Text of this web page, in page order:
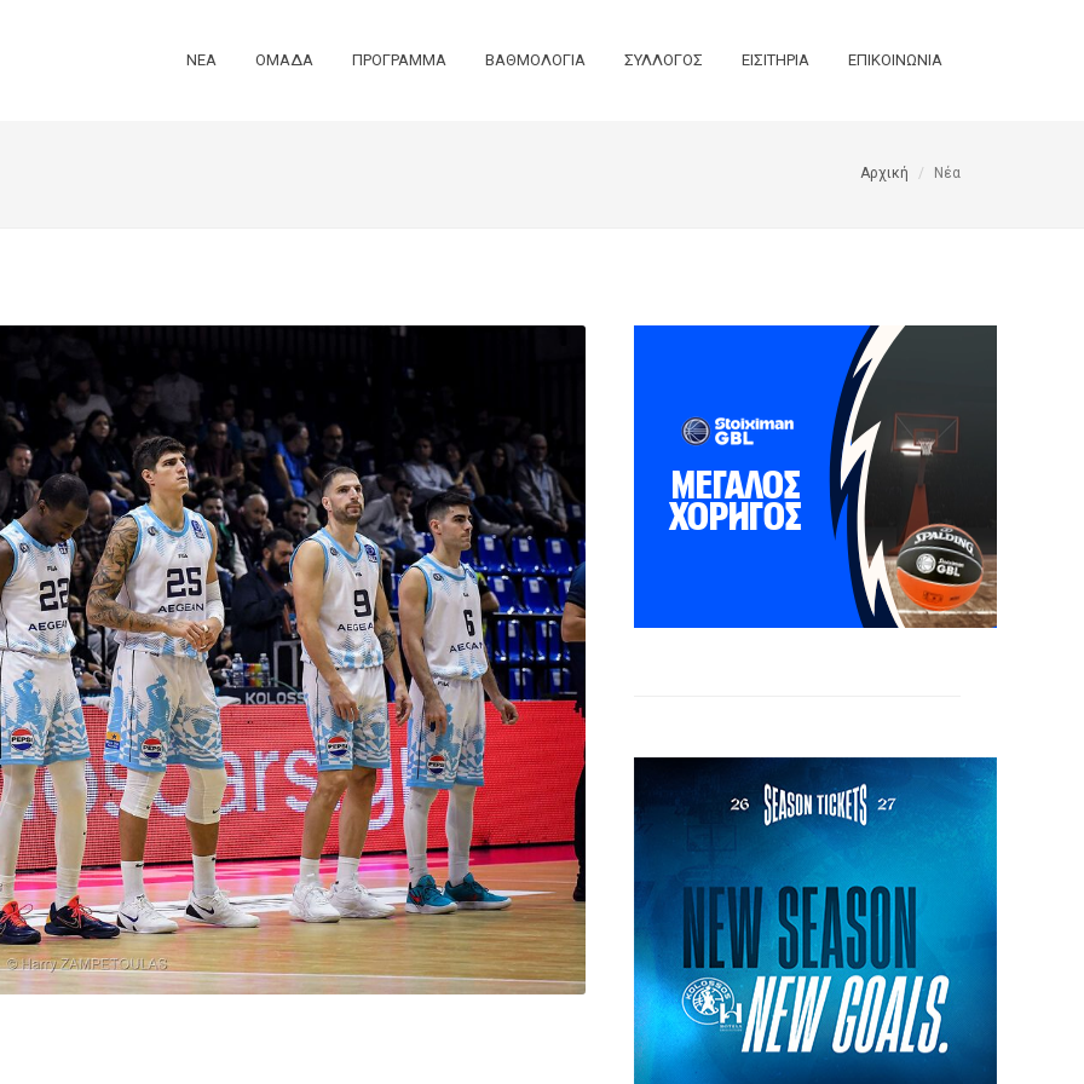
ΝΕΑ ΟΜΑΔΑ ΠΡΟΓΡΑΜΜΑ ΒΑΘΜΟΛΟΓΙΑ ΣΥΛΛΟΓΟΣ ΕΙΣΙΤΗΡΙΑ ΕΠΙΚΟΙΝΩΝΙΑ
Αρχική Νέα